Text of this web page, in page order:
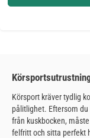
Körsport kräver tydlig
pålitlighet. Eftersom
från kuskbocken,
felfritt och sitta perfekt